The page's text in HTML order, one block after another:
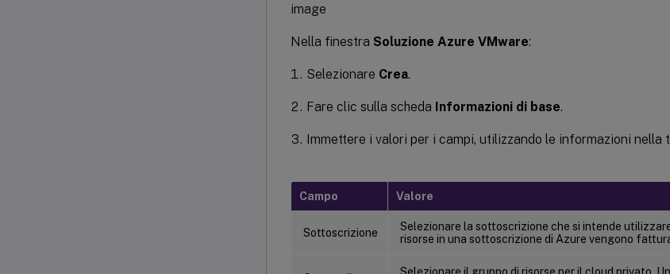
image
Nella finestra Soluzione Azure VMware:
Selezionare Crea.
Fare clic sulla scheda Informazioni di base.
Immettere i valori per i campi, utilizzando le informazioni nella
Campo Valore
Sottoscrizione
Selezionare la sottoscrizione che si intende
risorse in una sottoscrizione di Azure vengono
Selezionare il gruppo di risorse per il cloud privato.